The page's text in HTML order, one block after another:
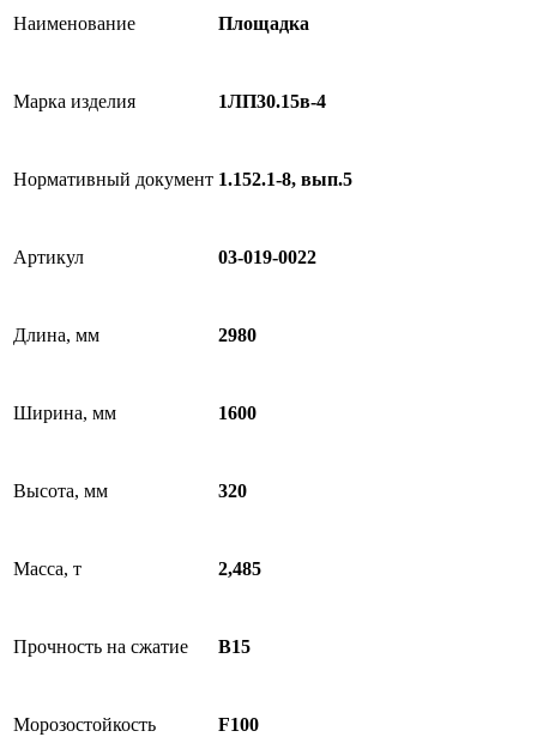
Наименование Площадка
Марка изделия 1ЛП30.15в-4
Нормативный документ 1.152.1-8, вып.5
Артикул 03-019-0022
Длина, мм 2980
Ширина, мм 1600
Высота, мм 320
Масса, т 2,485
Прочность на сжатие В15
Морозостойкость F100